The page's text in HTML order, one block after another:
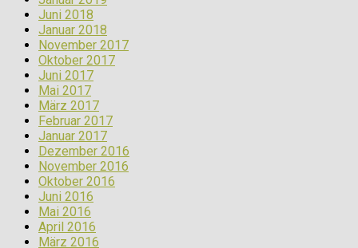
Juni 2018
Januar 2018
November 2017
Oktober 2017
Juni 2017
Mai 2017
März 2017
Februar 2017
Januar 2017
Dezember 2016
November 2016
Oktober 2016
Juni 2016
Mai 2016
April 2016
März 2016